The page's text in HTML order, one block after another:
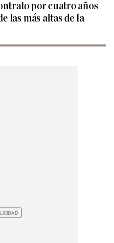
por cuatro años
las más altas de la